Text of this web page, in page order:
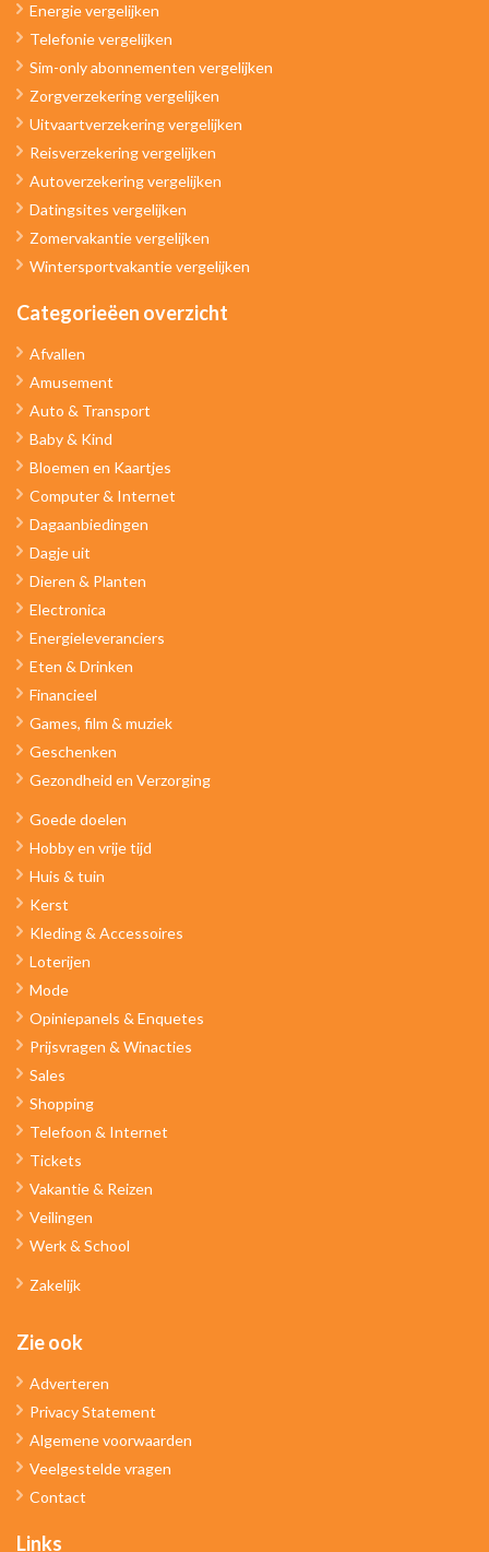
Energie vergelijken
Telefonie vergelijken
Sim-only abonnementen vergelijken
Zorgverzekering vergelijken
Uitvaartverzekering vergelijken
Reisverzekering vergelijken
Autoverzekering vergelijken
Datingsites vergelijken
Zomervakantie vergelijken
Wintersportvakantie vergelijken
Categorieëen overzicht
Afvallen
Amusement
Auto & Transport
Baby & Kind
Bloemen en Kaartjes
Computer & Internet
Dagaanbiedingen
Dagje uit
Dieren & Planten
Electronica
Energieleveranciers
Eten & Drinken
Financieel
Games, film & muziek
Geschenken
Gezondheid en Verzorging
Goede doelen
Hobby en vrije tijd
Huis & tuin
Kerst
Kleding & Accessoires
Loterijen
Mode
Opiniepanels & Enquetes
Prijsvragen & Winacties
Sales
Shopping
Telefoon & Internet
Tickets
Vakantie & Reizen
Veilingen
Werk & School
Zakelijk
Zie ook
Adverteren
Privacy Statement
Algemene voorwaarden
Veelgestelde vragen
Contact
Links